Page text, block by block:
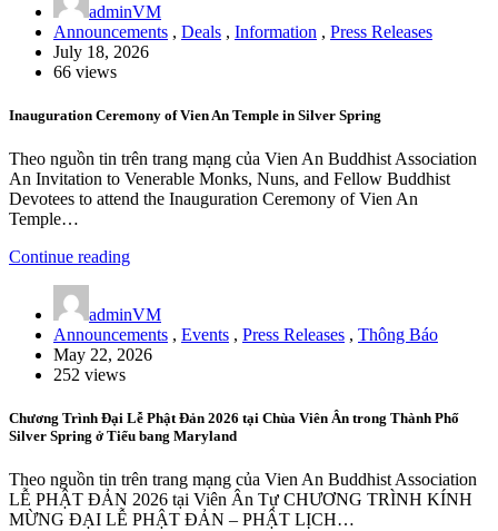
adminVM
Announcements , Deals , Information , Press Releases
July 18, 2026
66 views
Inauguration Ceremony of Vien An Temple in Silver Spring
Theo nguồn tin trên trang mạng của Vien An Buddhist Association
An Invitation to Venerable Monks, Nuns, and Fellow Buddhist
Devotees to attend the Inauguration Ceremony of Vien An
Temple…
Continue reading
adminVM
Announcements , Events , Press Releases , Thông Báo
May 22, 2026
252 views
Chương Trình Đại Lễ Phật Đản 2026 tại Chùa Viên Ân trong Thành Phố
Silver Spring ở Tiểu bang Maryland
Theo nguồn tin trên trang mạng của Vien An Buddhist Association
LỄ PHẬT ĐẢN 2026 tại Viên Ân Tự CHƯƠNG TRÌNH KÍNH
MỪNG ĐẠI LỄ PHẬT ĐẢN – PHẬT LỊCH…